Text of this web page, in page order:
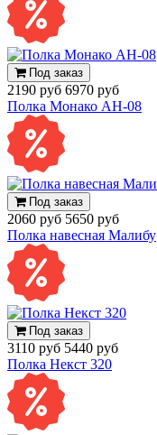
Под заказ
2190 руб 6970 руб
Полка Монако АН-08
Под заказ
2060 руб 5650 руб
Полка навесная Малибу
Под заказ
3110 руб 5440 руб
Полка Некст 320